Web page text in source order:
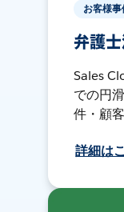
お客様事
弁護
Sales
での円
件・顧
詳細は